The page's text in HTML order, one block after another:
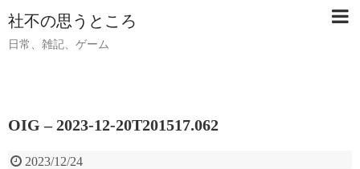
社不の思うところ
日常、雑記、ゲーム
OIG – 2023-12-20T201517.062
2023/12/24